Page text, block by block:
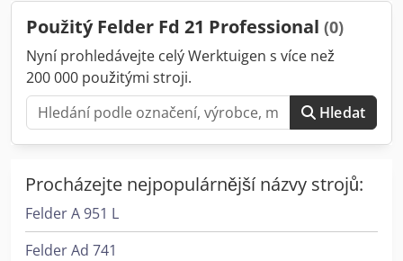
Použitý Felder Fd 21 Professional (0)
Nyní prohledávejte celý Werktuigen s více než
200 000 použitými stroji.
Hledat
Procházejte nejpopulárnější názvy strojů:
Felder A 951 L
Felder Ad 741